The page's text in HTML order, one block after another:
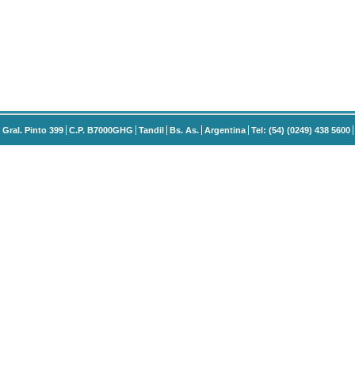
Gral. Pinto 399 C.P. B7000GHG Tandil Bs. As. Argentina Tel: (54) (0249) 438 5600